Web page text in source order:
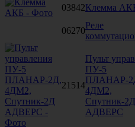
03842Клемма
06270
Реле
21514
Пульт
ПУ-5
ПЛАНАР-
4ДМ2,
Спутник-2Д
АДВЕРС